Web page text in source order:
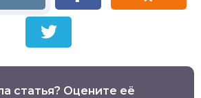
статья? Оцените её